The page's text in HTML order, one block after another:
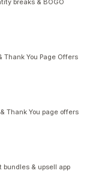
breaks & BOGO
Thank You Page Offers
Thank You page offers
bundles & upsell app